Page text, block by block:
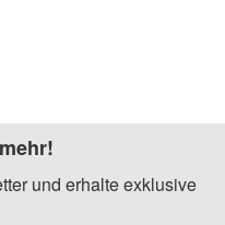
und erhalte exklusive